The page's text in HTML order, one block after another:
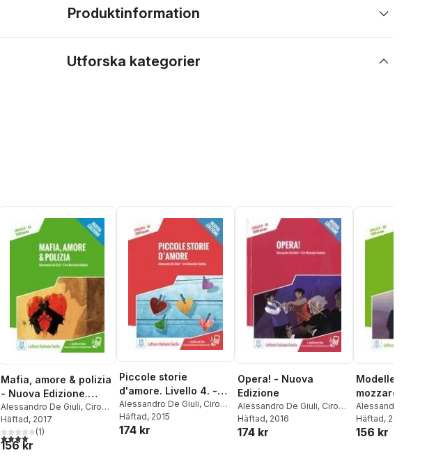
Produktinformation
Utforska kategorier
Mafia, amore & polizia
- Nuova Edizione.
Livello 3
Alessandro De Giuli, Ciro
Massimo Naddeo
Häftad, 2017
4,0utav 5 stjärnor. Totalt antal röster:
(1)
156 kr
Piccole storie
d'amore. Livello 4. -
Nuovo Edizione
Alessandro De Giuli, Ciro
Massimo Naddeo
Häftad, 2015
174 kr
Opera! - Nuova
Edizione
Alessandro De Giuli, Ciro
Massimo Naddeo
Häftad, 2016
174 kr
Modelle,
mozzarelle -
Edizione
Alessandro De
Massimo
Häftad, 2016
156 kr